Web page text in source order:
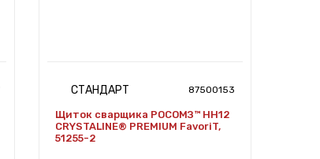
СТАНДАРТ 87500153
Щиток сварщика РОСОМЗ™ НН12
CRYSTALINE® PREMIUM FavoriT,
51255-2